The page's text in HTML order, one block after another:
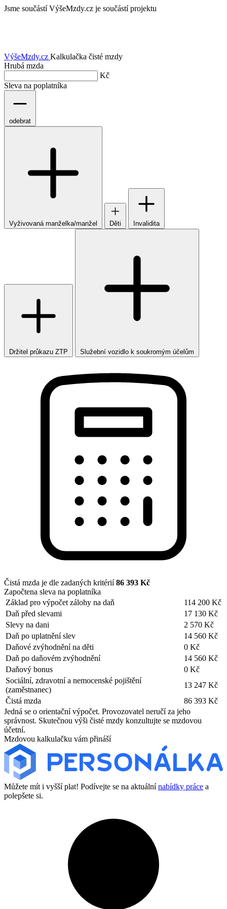
Jsme součástí VýšeMzdy.cz je součástí projektu
VýšeMzdy.cz Kalkulačka čisté mzdy
Hrubá mzda
Kč
Sleva na poplatníka
odebrat
Vyživovaná manželka/manžel Děti Invalidita
Držitel průkazu ZTP Služební vozidlo k soukromým účelům
Čistá mzda je dle zadaných kritérií86 393 Kč
Započtena sleva na poplatníka
Základ pro výpočet zálohy na daň
114 200 Kč
Daň před slevami
17 130 Kč
Slevy na dani
2 570 Kč
Daň po uplatnění slev
14 560 Kč
Daňové zvýhodnění na děti
0 Kč
Daň po daňovém zvýhodnění
14 560 Kč
Daňový bonus
0 Kč
Sociální, zdravotní a nemocenské pojištění
(zaměstnanec)
13 247 Kč
Čistá mzda
86 393 Kč
Jedná se o orientační výpočet. Provozovatel neručí za jeho
správnost. Skutečnou výši čisté mzdy konzultujte se mzdovou
účetní.
Mzdovou kalkulačku vám přináší
Můžete mít i vyšší plat! Podívejte se na aktuálnínabídky práce a
polepšete si.